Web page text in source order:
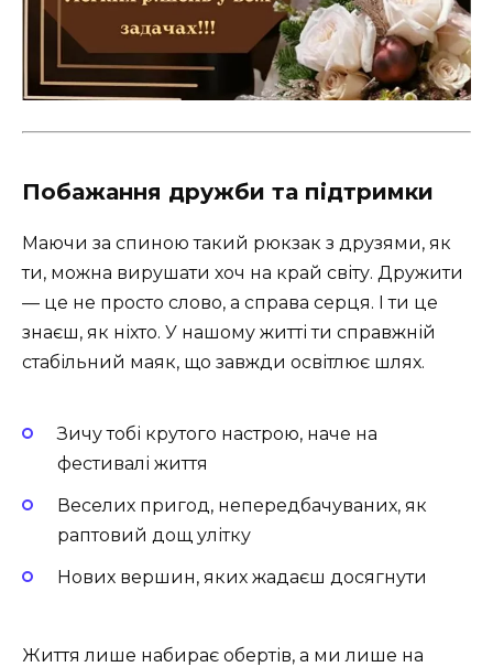
Побажання дружби та підтримки
Маючи за спиною такий рюкзак з друзями, як
ти, можна вирушати хоч на край світу. Дружити
— це не просто слово, а справа серця. І ти це
знаєш, як ніхто. У нашому житті ти справжній
стабільний маяк, що завжди освітлює шлях.
Зичу тобі крутого настрою, наче на
фестивалі життя
Веселих пригод, непередбачуваних, як
раптовий дощ улітку
Нових вершин, яких жадаєш досягнути
Життя лише набирає обертів, а ми лише на